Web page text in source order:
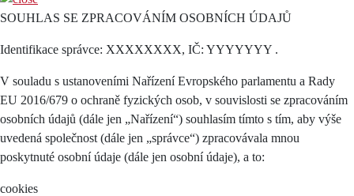
SOUHLAS SE ZPRACOVÁNÍM OSOBNÍCH ÚDAJŮ
Identifikace správce: XXXXXXXX, IČ: YYYYYYY .
V souladu s ustanoveními Nařízení Evropského parlamentu a Rady
EU 2016/679 o ochraně fyzických osob, v souvislosti se zpracováním
osobních údajů (dále jen „Nařízení“) souhlasím tímto s tím, aby výše
uvedená společnost (dále jen „správce“) zpracovávala mnou
poskytnuté osobní údaje (dále jen osobní údaje), a to:
cookies